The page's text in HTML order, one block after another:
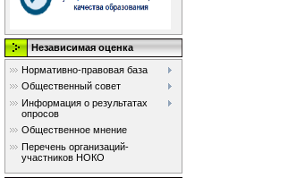
Независимая оценка
Нормативно-правовая база
Общественный совет
Информация о результатах
опросов
Общественное мнение
Перечень организаций-
участников НОКО